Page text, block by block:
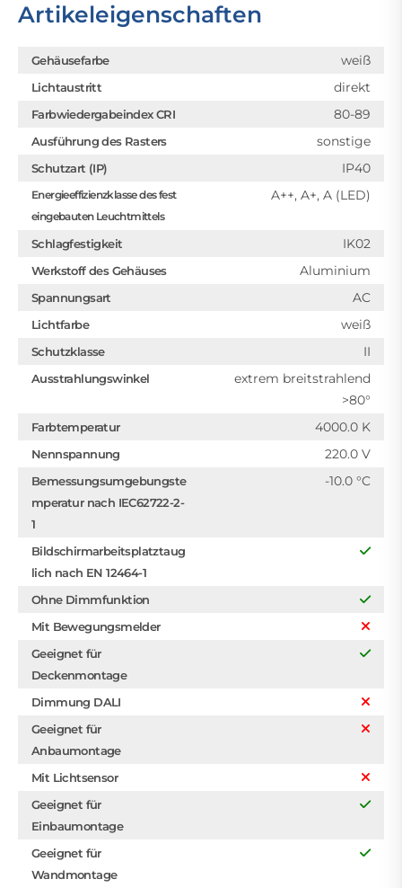
Artikeleigenschaften
Gehäusefarbe weiß
Lichtaustritt direkt
Farbwiedergabeindex CRI 80-89
Ausführung des Rasters sonstige
Schutzart (IP) IP40
Energieeffizienzklasse des fest
eingebauten Leuchtmittels
A++, A+, A (LED)
Schlagfestigkeit IK02
Werkstoff des Gehäuses Aluminium
Spannungsart AC
Lichtfarbe weiß
Schutzklasse II
Ausstrahlungswinkel
extrem breitstrahlend
>80°
Farbtemperatur 4000.0 K
Nennspannung 220.0 V
Bemessungsumgebungste
mperatur nach IEC62722-2-
1
-10.0 °C
Bildschirmarbeitsplatztaug
lich nach EN 12464-1
Ohne Dimmfunktion
Mit Bewegungsmelder
Geeignet für
Deckenmontage
Dimmung DALI
Geeignet für
Anbaumontage
Mit Lichtsensor
Geeignet für
Einbaumontage
Geeignet für
Wandmontage